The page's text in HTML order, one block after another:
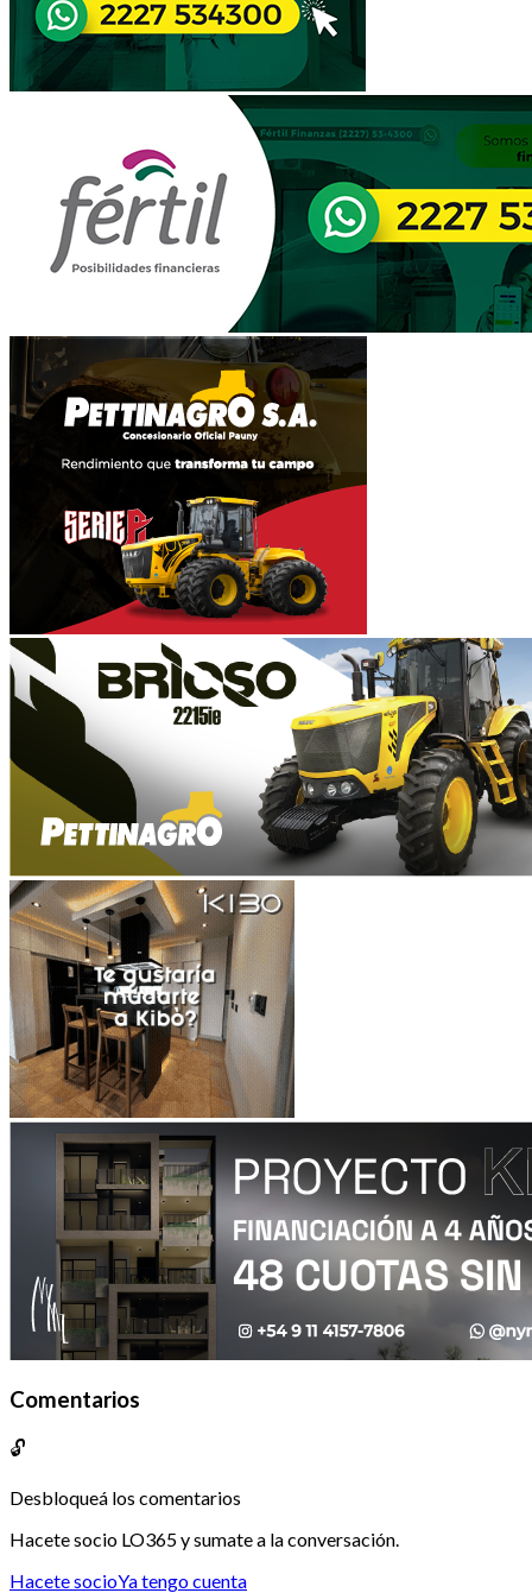
Comentarios
🔓
Desbloqueá los comentarios
Hacete socio LO365 y sumate a la conversación.
Hacete socioYa tengo cuenta